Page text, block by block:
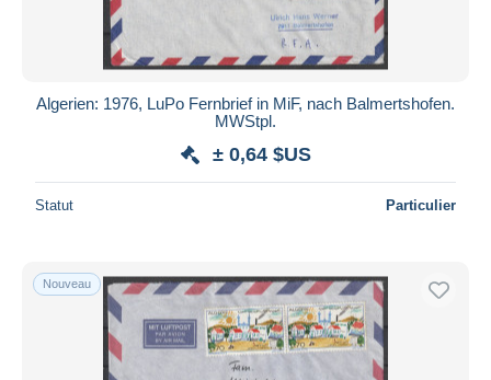
Algerien: 1976, LuPo Fernbrief in MiF, nach Balmertshofen.
MWStpl.
± 0,64 $US
Statut Particulier
Nouveau